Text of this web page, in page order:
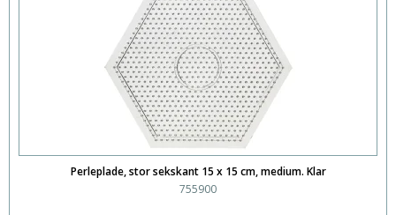
Perleplade, stor sekskant 15 x 15 cm, medium. Klar
755900